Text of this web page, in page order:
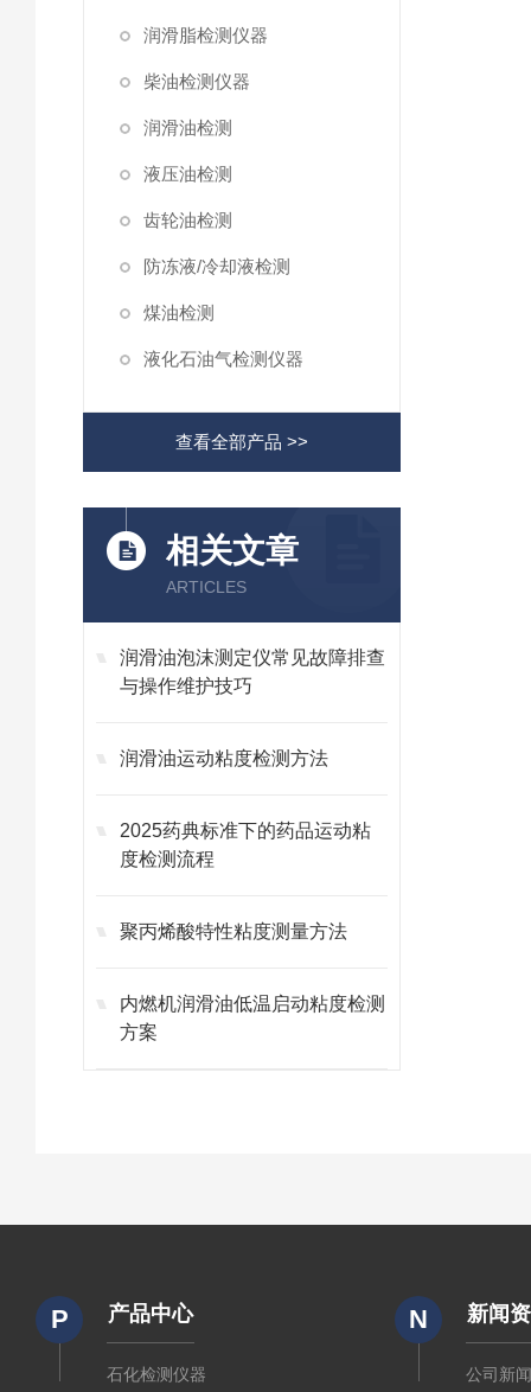
润滑脂检测仪器
柴油检测仪器
润滑油检测
液压油检测
齿轮油检测
防冻液/冷却液检测
煤油检测
液化石油气检测仪器
查看全部产品 >>
相关文章
ARTICLES
润滑油泡沫测定仪常见故障排查
与操作维护技巧
润滑油运动粘度检测方法
2025药典标准下的药品运动粘
度检测流程
聚丙烯酸特性粘度测量方法
内燃机润滑油低温启动粘度检测
方案
P 产品中心
石化检测仪器
N 新闻
公司新